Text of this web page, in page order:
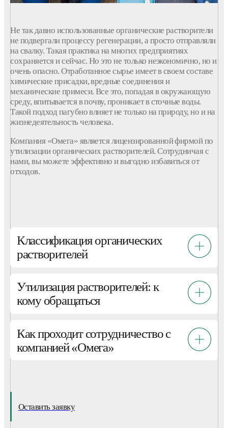
Не так давно использованные органические растворители
не подвергали процессу регенерации, а просто отправляли
на свалку. Такая практика на многих предприятиях
сохраняется и сейчас. Но это не только неэкономично, но и
очень опасно. Отработанное сырье имеет в своем составе
химические присадки, вредные соединения и
механические примеси. Все это, попадая в окружающую
среду, впитывается в почву, проникает в сточные воды.
Такой подход пагубно влияет не только на природу, но и на
жизнедеятельность человека.
Компания «Омега» является лицензированной фирмой по
утилизации органических растворителей. Сотрудничая с
нами, вы можете эффективно и выгодно избавиться от
отходов.
Классификация органических
растворителей
Утилизация растворителей: к
кому обращаться
Как проходит сотрудничество с
компанией «Омега»
Оставить заявку